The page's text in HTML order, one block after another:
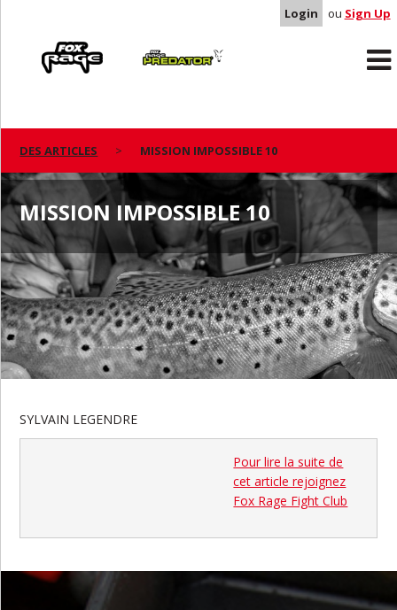
Login ou Sign Up
Predator
DES ARTICLES MISSION IMPOSSIBLE 10
MISSION IMPOSSIBLE 10
SYLVAIN LEGENDRE
Pour lire la suite de
cet article rejoignez
Fox Rage Fight Club